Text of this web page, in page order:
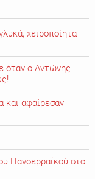
χειροποίητα
όταν ο Αντώνης
και αφαίρεσαν
Πανσερραϊκού στο